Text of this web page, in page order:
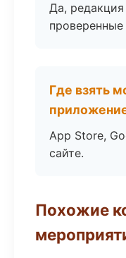
Да,
Где взять
App Store,
сайте.
Похожие